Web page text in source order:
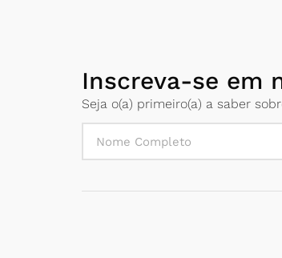
Inscreva-se em
Seja o(a) primeiro(a) a saber